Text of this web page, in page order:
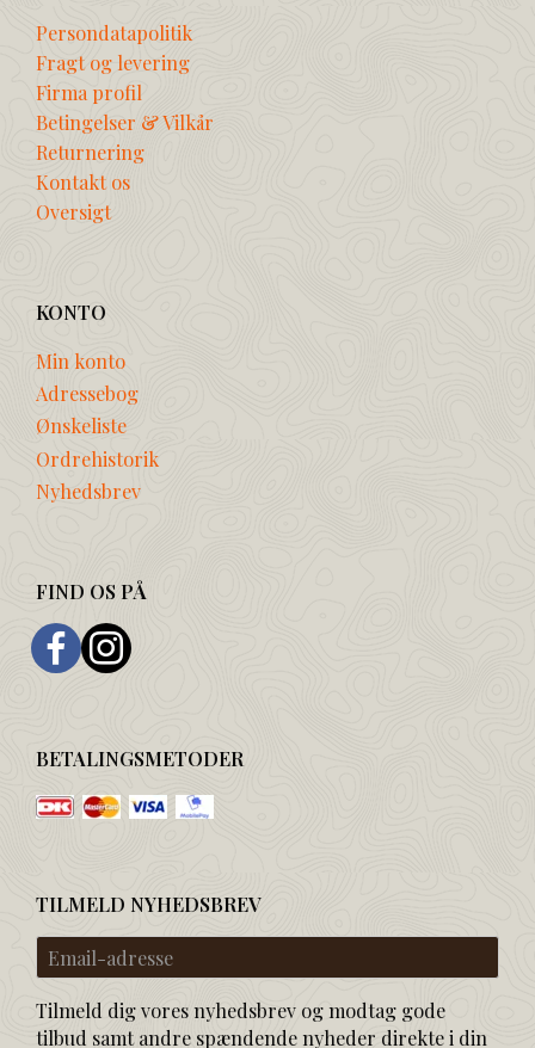
Persondatapolitik
Fragt og levering
Firma profil
Betingelser & Vilkår
Returnering
Kontakt os
Oversigt
KONTO
Min konto
Adressebog
Ønskeliste
Ordrehistorik
Nyhedsbrev
FIND OS PÅ
BETALINGSMETODER
TILMELD NYHEDSBREV
Email-
adresse
Tilmeld dig vores nyhedsbrev og modtag gode
tilbud samt andre spændende nyheder direkte i din